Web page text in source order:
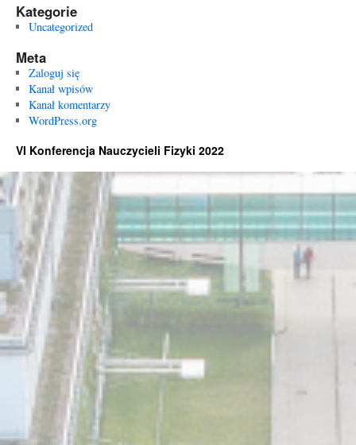
Kategorie
Uncategorized
Meta
Zaloguj się
Kanał wpisów
Kanał komentarzy
WordPress.org
VI Konferencja Nauczycieli Fizyki 2022